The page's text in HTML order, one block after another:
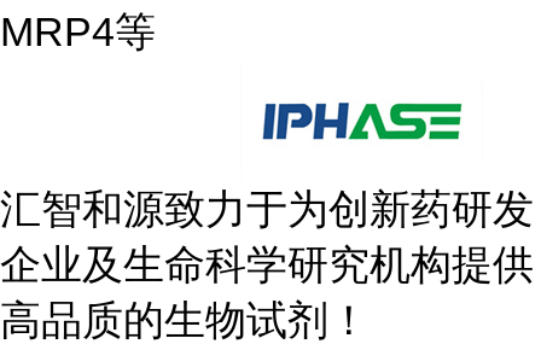
MRP4等
汇智和源致力于为创新药研发
企业及生命科学研究机构提供
高品质的生物试剂！